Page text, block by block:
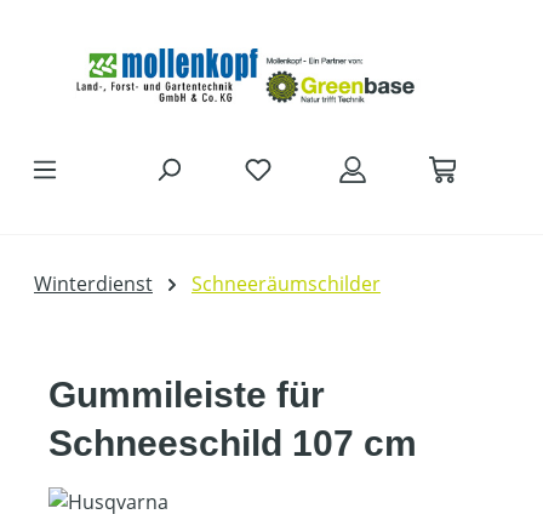
Winterdienst Schneeräumschilder
Gummileiste für
Schneeschild 107 cm